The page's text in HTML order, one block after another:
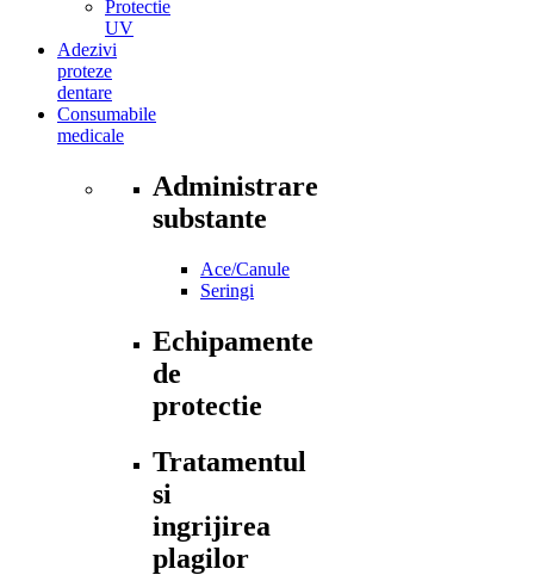
Protectie
UV
Adezivi
proteze
dentare
Consumabile
medicale
Administrare
substante
Ace/Canule
Seringi
Echipamente
de
protectie
Tratamentul
si
ingrijirea
plagilor